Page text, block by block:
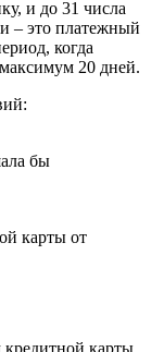
и до 31 числа
– это платежный
когда
20 дней.
бы